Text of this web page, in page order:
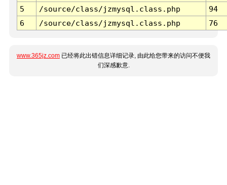
5
/source/class/jzmysql.class.php
94
6
/source/class/jzmysql.class.php 76
www.365jz.com 已经将此出错信息详细记录, 由此给您带来的访问不便我
们深感歉意.